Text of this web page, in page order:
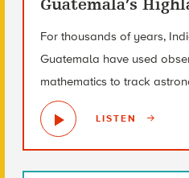
Guatemala’s
For thousands of years,
Guatemala have used
mathematics to track
LISTEN